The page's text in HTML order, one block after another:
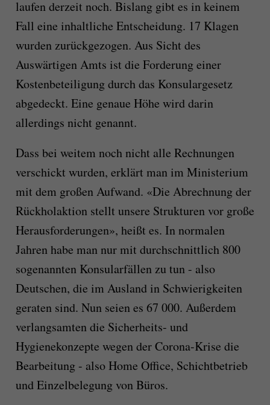
laufen derzeit noch. Bislang gibt es in keinem
Fall eine inhaltliche Entscheidung. 17 Klagen
wurden zurückgezogen. Aus Sicht des
Auswärtigen Amts ist die Forderung einer
Kostenbeteiligung durch das Konsulargesetz
abgedeckt. Eine genaue Höhe wird darin
allerdings nicht genannt.
Dass bei weitem noch nicht alle Rechnungen
verschickt wurden, erklärt man im Ministerium
mit dem großen Aufwand. «Die Abrechnung der
Rückholaktion stellt unsere Strukturen vor große
Herausforderungen», heißt es. In normalen
Jahren habe man nur mit durchschnittlich 800
sogenannten Konsularfällen zu tun - also
Deutschen, die im Ausland in Schwierigkeiten
geraten sind. Nun seien es 67 000. Außerdem
verlangsamten die Sicherheits- und
Hygienekonzepte wegen der Corona-Krise die
Bearbeitung - also Home Office, Schichtbetrieb
und Einzelbelegung von Büros.